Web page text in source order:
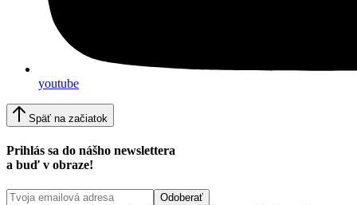
youtube
Späť na začiatok
Prihlás sa do nášho newslettera
a buď v obraze!